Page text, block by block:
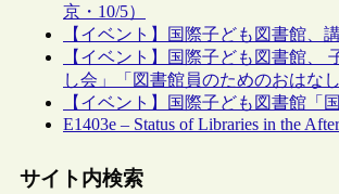
京・10/5）
【イベント】国際子ども図書館、
【イベント】国際子ども図書館、
し会」「図書館員のためのおはな
【イベント】国際子ども図書館「
E1403e – Status of Libraries in the
サイト内検索